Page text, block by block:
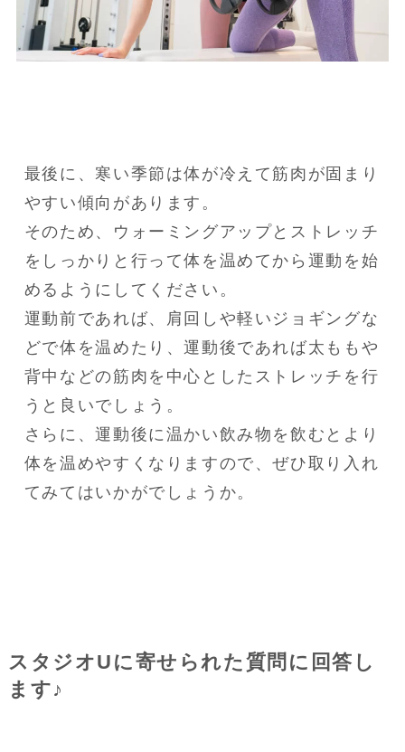
最後に、寒い季節は体が冷えて筋肉が固まり
やすい傾向があります。
そのため、ウォーミングアップとストレッチ
をしっかりと行って体を温めてから運動を始
めるようにしてください。
運動前であれば、肩回しや軽いジョギングな
どで体を温めたり、運動後であれば太ももや
背中などの筋肉を中心としたストレッチを行
うと良いでしょう。
さらに、運動後に温かい飲み物を飲むとより
体を温めやすくなりますので、ぜひ取り入れ
てみてはいかがでしょうか。
スタジオUに寄せられた質問に回答し
ます♪